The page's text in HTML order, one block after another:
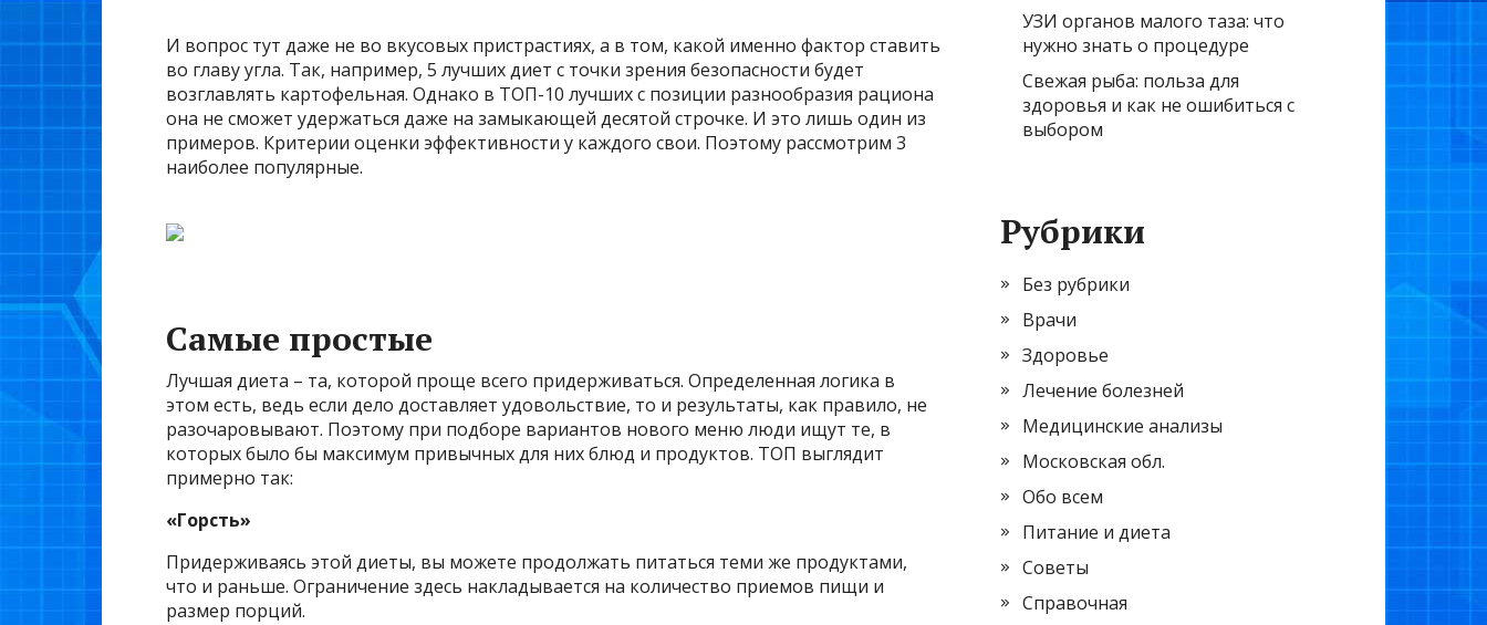
И вопрос тут даже не во вкусовых пристрастиях, а в том, какой именно фактор ставить
во главу угла. Так, например, 5 лучших диет с точки зрения безопасности будет
возглавлять картофельная. Однако в ТОП-10 лучших с позиции разнообразия рациона
она не сможет удержаться даже на замыкающей десятой строчке. И это лишь один из
примеров. Критерии оценки эффективности у каждого свои. Поэтому рассмотрим 3
наиболее популярные.
Самые простые
Лучшая диета – та, которой проще всего придерживаться. Определенная логика в
этом есть, ведь если дело доставляет удовольствие, то и результаты, как правило, не
разочаровывают. Поэтому при подборе вариантов нового меню люди ищут те, в
которых было бы максимум привычных для них блюд и продуктов. ТОП выглядит
примерно так:
«Горсть»
Придерживаясь этой диеты, вы можете продолжать питаться теми же продуктами,
что и раньше. Ограничение здесь накладывается на количество приемов пищи и
размер порций.
УЗИ органов малого таза: что
нужно знать о процедуре
Свежая рыба: польза для
здоровья и как не ошибиться с
выбором
Рубрики
Без рубрики
Врачи
Здоровье
Лечение болезней
Медицинские анализы
Московская обл.
Обо всем
Питание и диета
Советы
Справочная